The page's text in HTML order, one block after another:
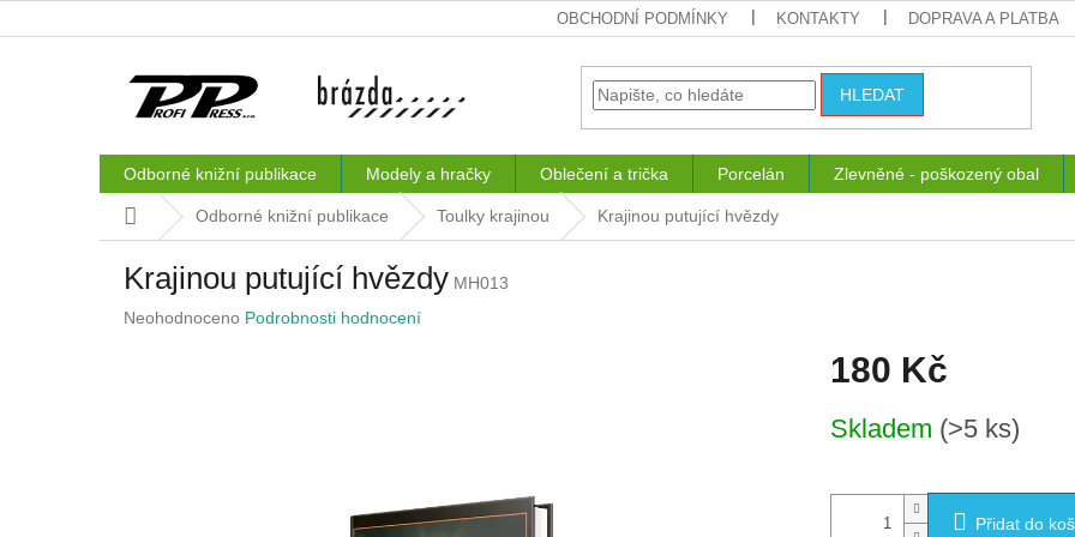
na
OBCHODNÍ PODMÍNKY KONTAKTY DOPRAVA A PLATBA
HLEDAT
Odborné knižní publikace Modely a hračky Oblečení a trička Porcelán Zlevněné - poškozený obal
Domů Odborné knižní publikace Toulky krajinou Krajinou putující hvězdy
Krajinou putující hvězdy MH013
Průměrné
Neohodnoceno Podrobnosti hodnocení
180 Kč
cena:
Skladem (>5 ks)
Přidat do